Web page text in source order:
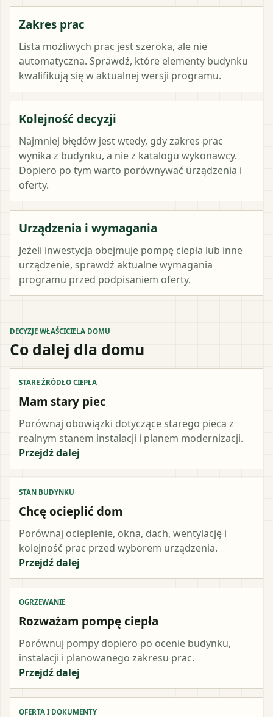
Zakres prac
Lista możliwych prac jest szeroka, ale nie
automatyczna. Sprawdź, które elementy budynku
kwalifikują się w aktualnej wersji programu.
Kolejność decyzji
Najmniej błędów jest wtedy, gdy zakres prac
wynika z budynku, a nie z katalogu wykonawcy.
Dopiero po tym warto porównywać urządzenia i
oferty.
Urządzenia i wymagania
Jeżeli inwestycja obejmuje pompę ciepła lub inne
urządzenie, sprawdź aktualne wymagania
programu przed podpisaniem oferty.
DECYZJE WŁAŚCICIELA DOMU
Co dalej dla domu
STARE ŹRÓDŁO CIEPŁA
Mam stary piec
Porównaj obowiązki dotyczące starego pieca z
realnym stanem instalacji i planem modernizacji.
Przejdź dalej
STAN BUDYNKU
Chcę ocieplić dom
Porównaj ocieplenie, okna, dach, wentylację i
kolejność prac przed wyborem urządzenia.
Przejdź dalej
OGRZEWANIE
Rozważam pompę ciepła
Porównuj pompy dopiero po ocenie budynku,
instalacji i planowanego zakresu prac.
Przejdź dalej
OFERTA I DOKUMENTY